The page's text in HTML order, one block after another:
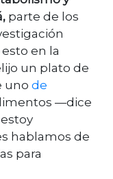
parte de los
en la
un plato de
uno de
—dice
hablamos de
para